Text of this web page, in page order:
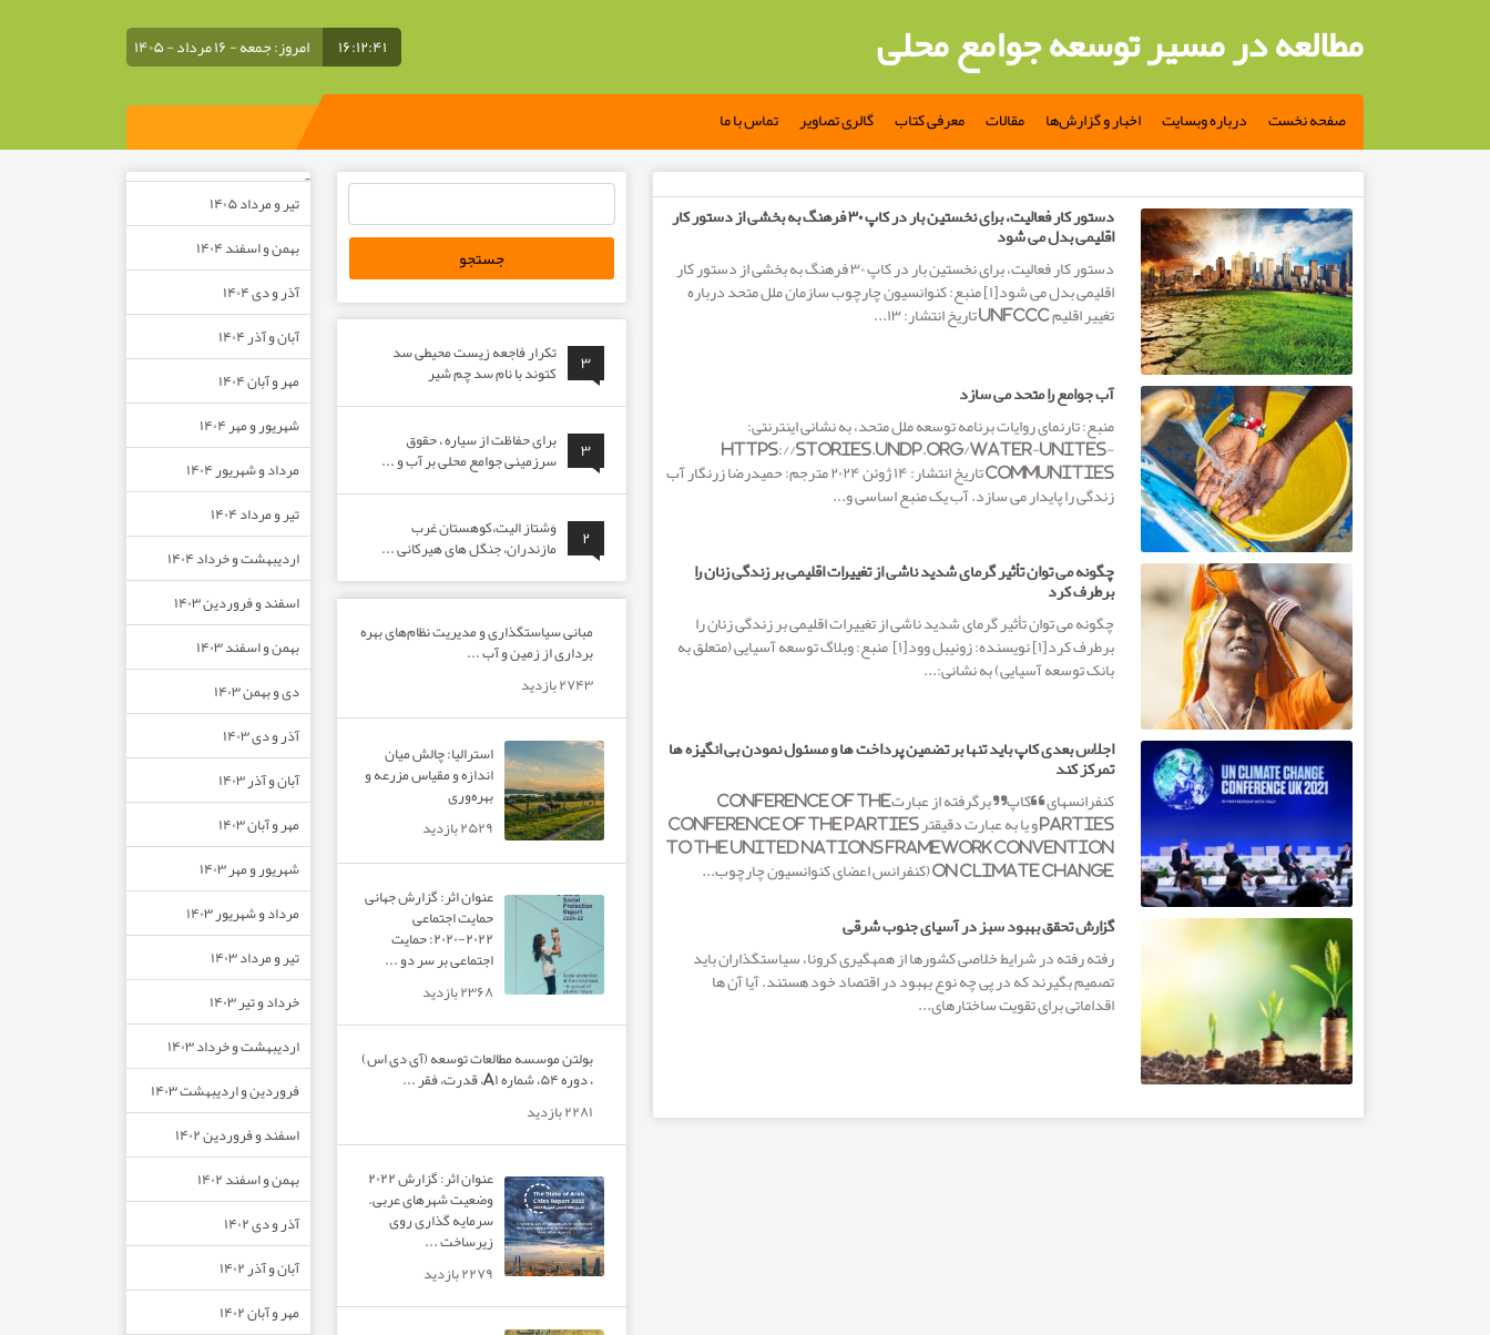
مطالعه در مسیر توسعه جوامع محلی ۱۶:۱۲:۴۲ امروز: جمعه - ۱۶ مرداد - ۱۴۰۵
صفحه نخست درباره وبسایت اخبار و گزارش‌ها مقالات معرفی کتاب گالری تصاویر تماس با ما
دستور کار فعالیت، برای نخستین بار در کاپ ۳۰ فرهنگ به بخشی از دستور کار
اقلیمی بدل می شود
دستور کار فعالیت، برای نخستین بار در کاپ ۳۰ فرهنگ به بخشی از دستور کار
اقلیمی بدل می شود[۱] منبع: کنوانسیون چارچوب سازمان ملل متحد درباره
تغییر اقلیم UNFCCC تاریخ انتشار: ۱۳...
آب جوامع را متحد می سازد
منبع: تارنمای روایات برنامه توسعه ملل متحد، به نشانی اینترنتی:
https://stories.undp.org/water-unites-
communities تاریخ انتشار: ۱۴ ژوئن ۲۰۲۴ مترجم: حمیدرضا زرنگار آب
زندگی را پایدار می سازد. آب یک منبع اساسی و...
چگونه می توان تأثیر گرمای شدید ناشی از تغییرات اقلیمی بر زندگی زنان را
برطرف کرد
چگونه می توان تأثیر گرمای شدید ناشی از تغییرات اقلیمی بر زندگی زنان را
برطرف کرد[۱] نویسنده: زونیبل وود[۱] منبع: وبلاگ توسعه آسیایی (متعلق به
بانک توسعه آسیایی) به نشانی:...
اجلاس بعدی کاپ باید تنها بر تضمین پرداخت ها و مسئول نمودن بی انگیزه ها
تمرکز کند
کنفرانس­های “کاپ” برگرفته از عبارتConference of the
Parties و یا به عبارت دقیق­تر Conference of the Parties
to the United Nations Framework Convention
on Climate Change (کنفرانس اعضای کنوانسیون چارچوب...
گزارش تحقق بهبود سبز در آسیای جنوب شرقی
رفته رفته در شرایط خلاصی کشورها از همه­گیری کرونا، سیاستگذاران باید
تصمیم بگیرند که در پی چه نوع بهبود در اقتصاد خود هستند. آیا آن ها
اقداماتی برای تقویت ساختارهای...
۳
تکرار فاجعه زیست محیطی سد
کتوند با نام سد چم شیر
۳
برای حفاظت از سیاره ، حقوق
سرزمینی جوامع محلی بر آب و ...
۲
وَشتاز الیت،کوهستان غرب
مازندران، جنگل های هیرکانی ...
مبانی سیاستگذاری و مدیریت نظام‌های بهره‌
برداری از زمین و آب ...
۲۷۴۳ بازدید
استرالیا: چالش میان
اندازه و مقیاس مزرعه و
بهره‌وری
۲۵۲۹ بازدید
عنوان اثر: گزارش جهانی
حمایت اجتماعی
۲۰۲۲-۲۰۲۰: حمایت
اجتماعی بر سر دو ...
۲۳۶۸ بازدید
بولتن موسسه مطالعات توسعه (آی دی اس)
، دوره ۵۴، شماره A۱، قدرت، فقر ...
۲۲۸۱ بازدید
عنوان اثر: گزارش ۲۰۲۲
وضعیت شهرهای عربی.
سرمایه گذاری روی
زیرساخت ...
۲۲۷۹ بازدید
–
تیر و مرداد ۱۴۰۵
بهمن و اسفند ۱۴۰۴
آذر و دی ۱۴۰۴
آبان و آذر ۱۴۰۴
مهر و آبان ۱۴۰۴
شهریور و مهر ۱۴۰۴
مرداد و شهریور ۱۴۰۴
تیر و مرداد ۱۴۰۴
اردیبهشت و خرداد ۱۴۰۴
اسفند و فروردین ۱۴۰۳
بهمن و اسفند ۱۴۰۳
دی و بهمن ۱۴۰۳
آذر و دی ۱۴۰۳
آبان و آذر ۱۴۰۳
مهر و آبان ۱۴۰۳
شهریور و مهر ۱۴۰۳
مرداد و شهریور ۱۴۰۳
تیر و مرداد ۱۴۰۳
خرداد و تیر ۱۴۰۳
اردیبهشت و خرداد ۱۴۰۳
فروردین و اردیبهشت ۱۴۰۳
اسفند و فروردین ۱۴۰۲
بهمن و اسفند ۱۴۰۲
آذر و دی ۱۴۰۲
آبان و آذر ۱۴۰۲
مهر و آبان ۱۴۰۲